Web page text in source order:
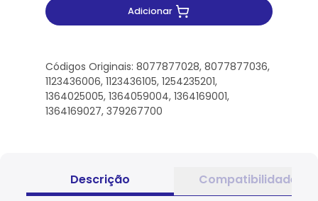
Adicionar
Códigos Originais: 8077877028, 8077877036,
1123436006, 1123436105, 1254235201,
1364025005, 1364059004, 1364169001,
1364169027, 379267700
Descrição Compatibilidade